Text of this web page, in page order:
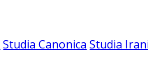
Studia Canonica Studia